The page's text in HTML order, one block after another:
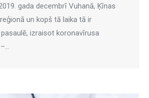
gada decembrī Vuhanā, Ķīnas
un kopš tā laika tā ir
izraisot koronavīrusa